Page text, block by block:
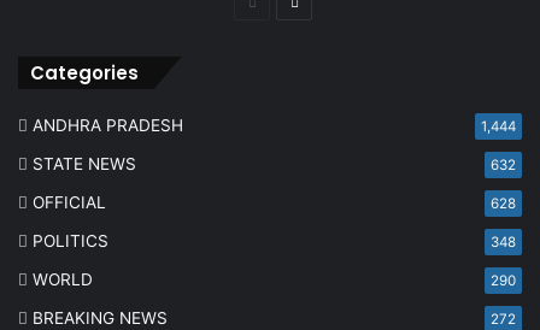
Categories
ANDHRA PRADESH 1,444
STATE NEWS 632
OFFICIAL 628
POLITICS 348
WORLD 290
BREAKING NEWS 272